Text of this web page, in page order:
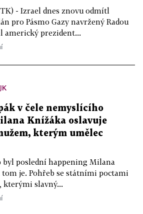
- Izrael dnes znovu odmítl
pro Pásmo Gazy navržený Radou
americký prezident...
v čele nemyslícího
Knížáka oslavuje
kterým umělec
poslední happening Milana
tom je. Pohřeb se státními poctami
kterými slavný...